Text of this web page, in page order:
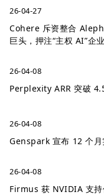
26-04-27
Cohere 斥资整合
巨头，押注“主权 AI”企
26-04-08
Perplexity ARR 突破
26-04-08
Genspark 宣布 12 个月
26-04-08
Firmus 获 NVIDIA 支